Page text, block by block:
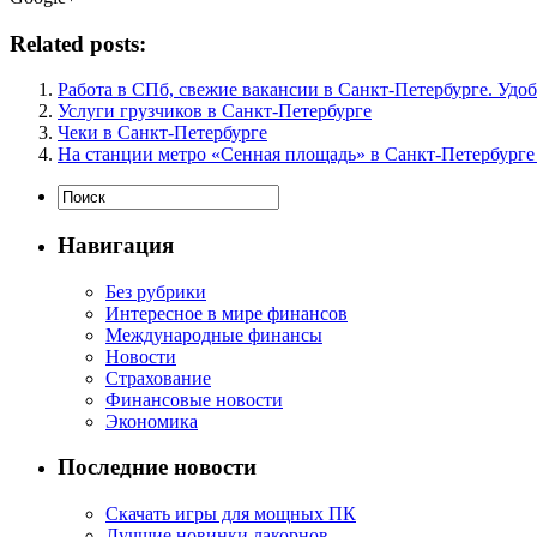
Related posts:
Работа в СПб, свежие вакансии в Санкт-Петербурге.
Услуги грузчиков в Санкт-Петербурге
Чеки в Санкт-Петербурге
На станции метро «Сенная площадь» в Санкт-
Навигация
Без рубрики
Интересное в мире финансов
Международные финансы
Новости
Страхование
Финансовые новости
Экономика
Последние новости
Скачать игры для мощных ПК